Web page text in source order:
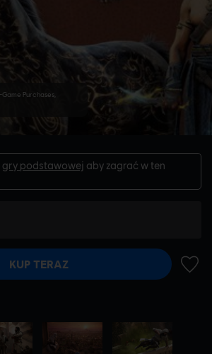
Purchases,
gry podstawowej aby zagrać w ten
KUP TERAZ